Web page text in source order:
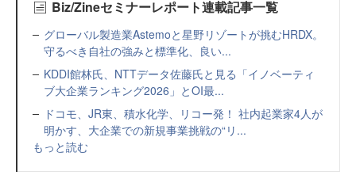
Biz/Zineセミナーレポート連載記事一覧
グローバル製造業Astemoと星野リゾートが挑むHRDX。
守るべき自社の強みと標準化、良い...
KDDI館林氏、NTTデータ佐藤氏と見る「イノベーティ
ブ大企業ランキング2026」とOI最...
ドコモ、JR東、積水化学、リコー発！ 社内起業家4人が
明かす、大企業での新規事業挑戦の“リ...
もっと読む